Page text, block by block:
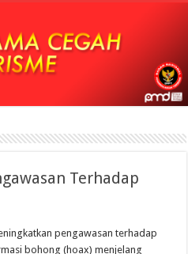
Terhadap
pengawasan terhadap
bohong (hoax) menjelang